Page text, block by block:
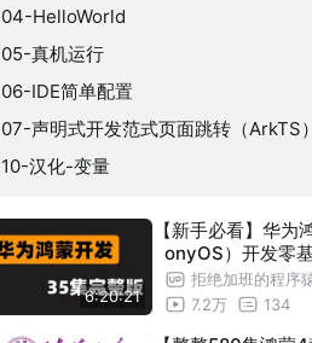
04-HelloWorld
05-真机运行
06-IDE简单配置
07-声明式开发范式页面跳转（ArkTS）
10-汉化-变量
12-组件-属性方法-事件方法
13-自定义组件-诗词学习案例
14-自定义组件构建函数
6:20:21
【新手必看】华为
onyOS）开发零
战！（6小时完整
拒绝加班的程序
7.2万
134